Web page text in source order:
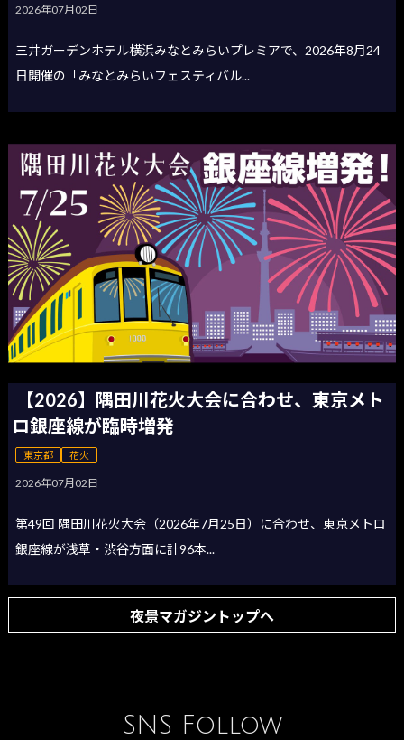
2026年07月02日
三井ガーデンホテル横浜みなとみらいプレミアで、2026年8月24
日開催の「みなとみらいフェスティバル...
【2026】隅田川花火大会に合わせ、東京メト
ロ銀座線が臨時増発
東京都 花火
2026年07月02日
第49回 隅田川花火大会（2026年7月25日）に合わせ、東京メトロ
銀座線が浅草・渋谷方面に計96本...
夜景マガジントップへ
SNS Follow